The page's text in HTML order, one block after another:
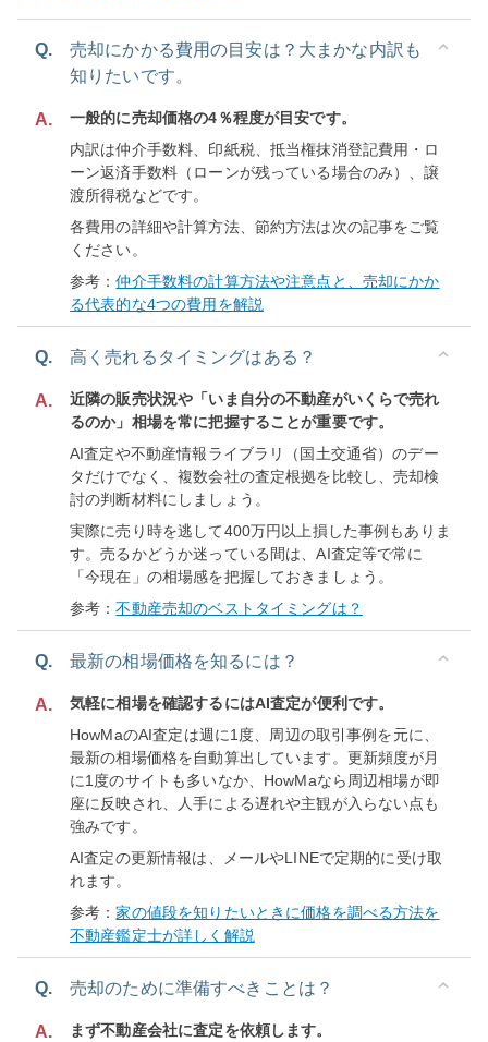
Q.
売却にかかる費用の目安は？大まかな内訳も
知りたいです。
A.
一般的に売却価格の4％程度が目安です。
内訳は仲介手数料、印紙税、抵当権抹消登記費用・ロ
ーン返済手数料（ローンが残っている場合のみ）、譲
渡所得税などです。
各費用の詳細や計算方法、節約方法は次の記事をご覧
ください。
参考：仲介手数料の計算方法や注意点と、売却にかか
る代表的な4つの費用を解説
Q. 高く売れるタイミングはある？
A.
近隣の販売状況や「いま自分の不動産がいくらで売れ
るのか」相場を常に把握することが重要です。
AI査定や不動産情報ライブラリ（国土交通省）のデー
タだけでなく、複数会社の査定根拠を比較し、売却検
討の判断材料にしましょう。
実際に売り時を逃して400万円以上損した事例もありま
す。売るかどうか迷っている間は、AI査定等で常に
「今現在」の相場感を把握しておきましょう。
参考：不動産売却のベストタイミングは？
Q. 最新の相場価格を知るには？
A.
気軽に相場を確認するにはAI査定が便利です。
HowMaのAI査定は週に1度、周辺の取引事例を元に、
最新の相場価格を自動算出しています。更新頻度が月
に1度のサイトも多いなか、HowMaなら周辺相場が即
座に反映され、人手による遅れや主観が入らない点も
強みです。
AI査定の更新情報は、メールやLINEで定期的に受け取
れます。
参考：家の値段を知りたいときに価格を調べる方法を
不動産鑑定士が詳しく解説
Q. 売却のために準備すべきことは？
A.
まず不動産会社に査定を依頼します。